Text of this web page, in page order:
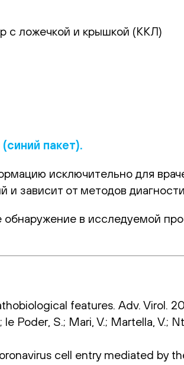
с ложечкой и крышкой (ККЛ)
пакет).
исключительно для
зависит от методов
в исследуемой
features. Adv. Virol.
Poder, S.; Mari, V.; Martella, V.;
cell entry mediated by